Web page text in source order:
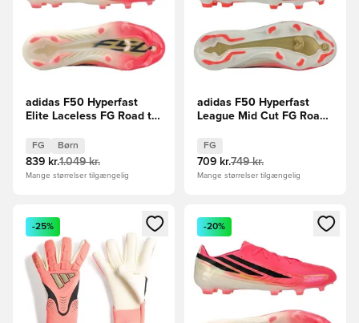
adidas F50 Hyperfast
Elite Laceless FG Road to
Børn
FG Børn
839 kr.1.049 kr.
Mange størrelser tilgængelig
adidas F50 Hyperfast
League Mid Cut FG Road
FG
709 kr.749 kr.
Mange størrelser tilgængelig
Åbner en Modal til at logge ind eller tilmelde dig som
-25%
Åbner en Modal til at logge
-20%